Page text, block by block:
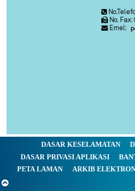
No.
Emel:
DASAR KESELAMATAN
DASAR PRIVASI APLIKASI
PETA LAMAN
ARKIB